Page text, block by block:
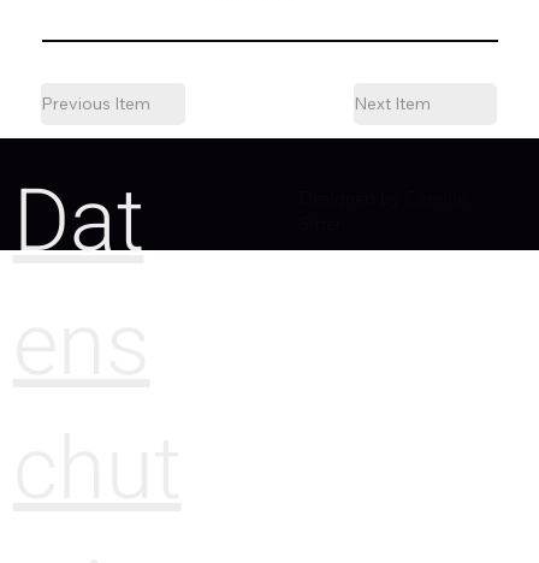
Previous Item Next Item
Dat